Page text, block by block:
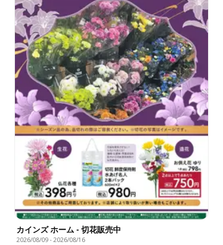
カインズ ホーム - 切花販売中
2026/08/09-2026/08/16